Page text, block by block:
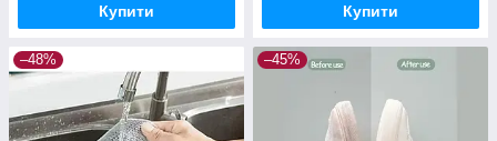
Купити Купити
–48% –45%